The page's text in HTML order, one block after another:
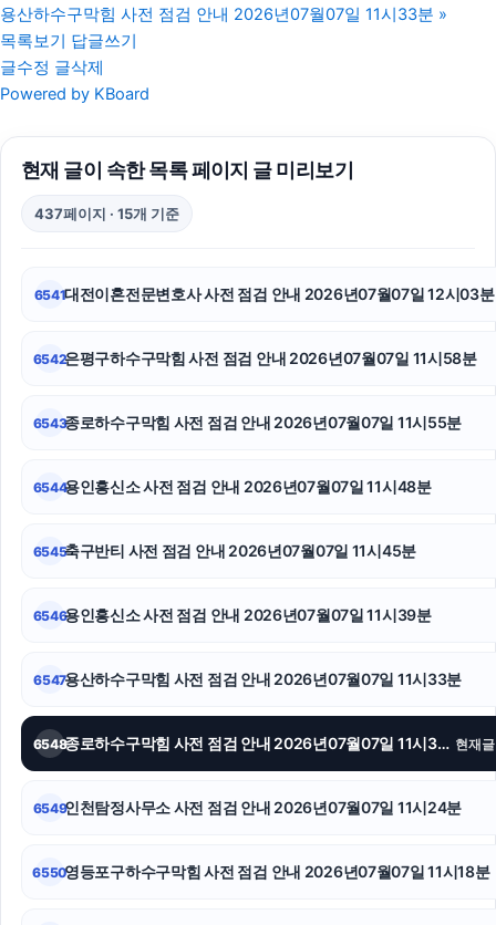
채무통합대환대출
광진구하수구막힘
용인이혼전문변호사
인스타그램 팔로워 구매
인스타그램 좋아요 늘리기
애견파양
광진하수구막힘
강남성범죄전문변호사
용산하수구막힘 사전 점검 안내 2026년07월07일 11시33분 »
목록보기
답글쓰기
글수정 글삭제
Powered by KBoard
현재 글이 속한 목록 페이지 글 미리보기
437페이지 · 15개 기준
6541대전이혼전문변호사 사전 점검 안내 2026년07월07일 12시03분
6542은평구하수구막힘 사전 점검 안내 2026년07월07일 11시58분
6543종로하수구막힘 사전 점검 안내 2026년07월07일 11시55분
6544용인흥신소 사전 점검 안내 2026년07월07일 11시48분
6545축구반티 사전 점검 안내 2026년07월07일 11시45분
6546용인흥신소 사전 점검 안내 2026년07월07일 11시39분
6547용산하수구막힘 사전 점검 안내 2026년07월07일 11시33분
6548 종로하수구막힘 사전 점검 안내 2026년07월07일 11시30분 현재글
6549인천탐정사무소 사전 점검 안내 2026년07월07일 11시24분
6550영등포구하수구막힘 사전 점검 안내 2026년07월07일 11시18분